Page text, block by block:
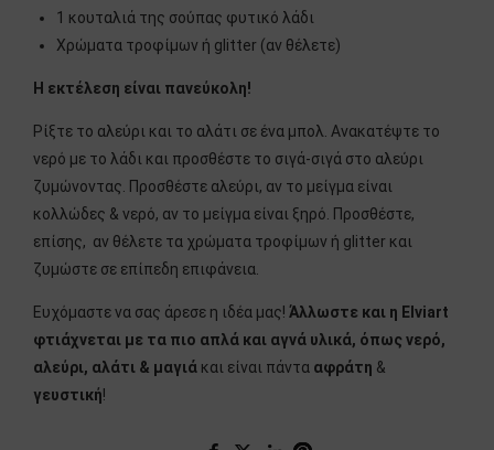
1 κουταλιά της σούπας φυτικό λάδι
Χρώματα τροφίμων ή glitter (αν θέλετε)
Η εκτέλεση είναι πανεύκολη!
Ρίξτε το αλεύρι και το αλάτι σε ένα μπολ. Ανακατέψτε το
νερό με το λάδι και προσθέστε το σιγά-σιγά στο αλεύρι
ζυμώνοντας. Προσθέστε αλεύρι, αν το μείγμα είναι
κολλώδες & νερό, αν το μείγμα είναι ξηρό. Προσθέστε,
επίσης, αν θέλετε τα χρώματα τροφίμων ή glitter και
ζυμώστε σε επίπεδη επιφάνεια.
Ευχόμαστε να σας άρεσε η ιδέα μας! Άλλωστε και η Elviart
φτιάχνεται με τα πιο απλά και αγνά υλικά, όπως νερό,
αλεύρι, αλάτι & μαγιά και είναι πάντα αφράτη &
γευστική!